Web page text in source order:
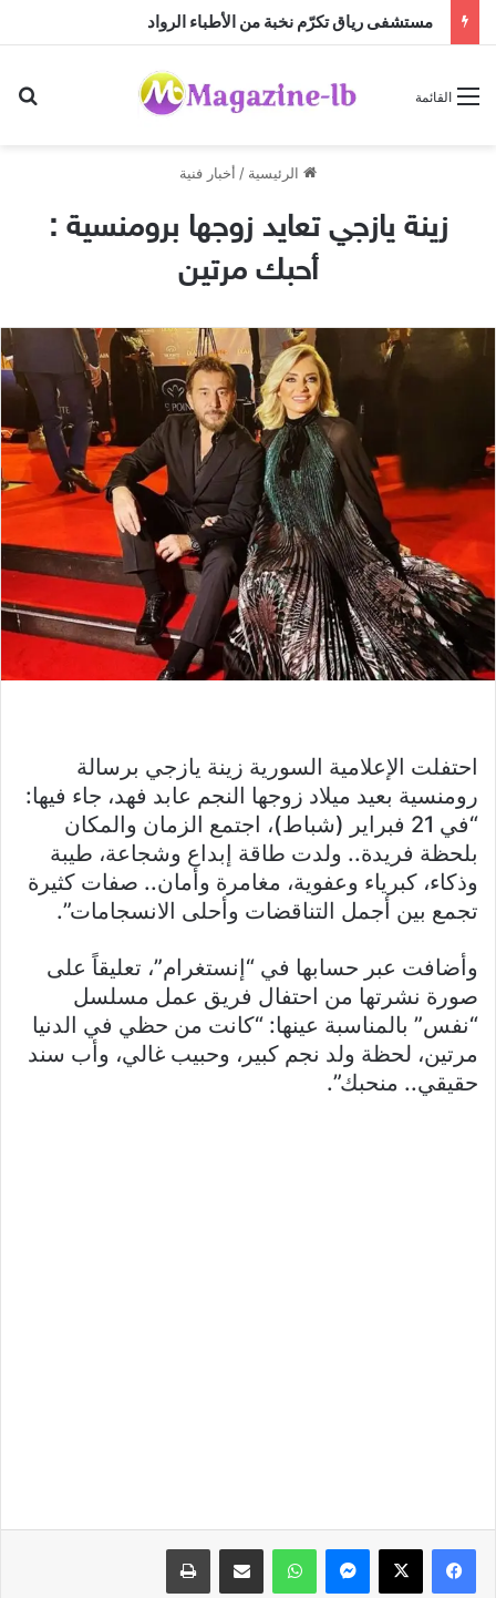
مستشفى رياق تكرّم نخبة من الأطباء الرواد
القائمة
الرئيسية / أخبار فنية
زينة يازجي تعايد زوجها برومنسية :
أحبك مرتين
احتفلت الإعلامية السورية زينة يازجي برسالة
رومنسية بعيد ميلاد زوجها النجم عابد فهد، جاء فيها:
“في 21 فبراير (شباط)، اجتمع الزمان والمكان
بلحظة فريدة.. ولدت طاقة إبداع وشجاعة، طيبة
وذكاء، كبرياء وعفوية، مغامرة وأمان.. صفات كثيرة
تجمع بين أجمل التناقضات وأحلى الانسجامات”.
وأضافت عبر حسابها في “إنستغرام”، تعليقاً على
صورة نشرتها من احتفال فريق عمل مسلسل
“نفس” بالمناسبة عينها: “كانت من حظي في الدنيا
مرتين، لحظة ولد نجم كبير، وحبيب غالي، وأب سند
حقيقي.. منحبك”.
فيسبوك X ماسنجر واتساب مشاركة عبر البريد طباعة